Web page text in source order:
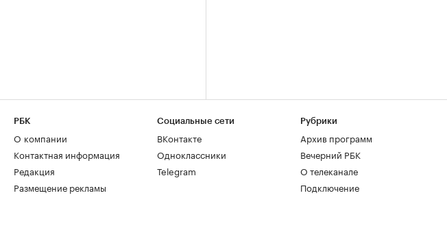
РБК
О компании
Контактная информация
Редакция
Размещение рекламы
Социальные сети
ВКонтакте
Одноклассники
Telegram
Рубрики
Архив программ
Вечерний РБК
О телеканале
Подключение